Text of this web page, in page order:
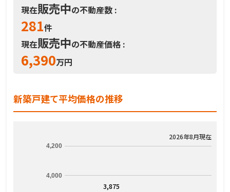
現在販売中の不動産数 :
281件
現在販売中の不動産価格 :
6,390万円
新築戸建て平均価格の推移
2026年8月現在
4,000
4,200
3,875